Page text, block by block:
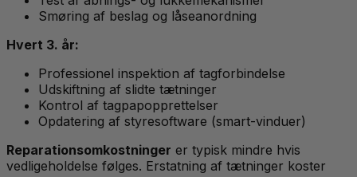
Smøring af beslag og låseanordning
Hvert 3. år:
Professionel inspektion af tagforbindelse
Udskiftning af slidte tætninger
Kontrol af tagpapopprettelser
Opdatering af styresoftware (smart-vinduer)
Reparationsomkostninger er typisk mindre hvis
vedligeholdelse følges. Erstatning af tætninger koster